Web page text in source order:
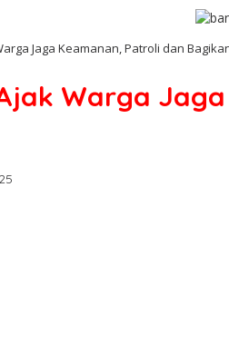
Jaga Keamanan, Patroli dan
Warga